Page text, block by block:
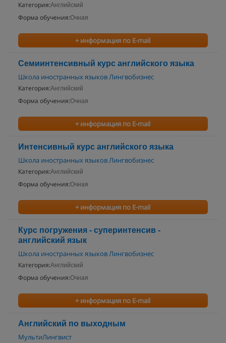
Категория:Английский
Форма обучения:Очная
+ информация по E-mail
Семиинтенсивный курс английского языка
Школа иностранных языков Лингвобизнес
Категория:Английский
Форма обучения:Очная
+ информация по E-mail
Интенсивный курс английского языка
Школа иностранных языков Лингвобизнес
Категория:Английский
Форма обучения:Очная
+ информация по E-mail
Курс погружения - суперинтенсив -
английский язык
Школа иностранных языков Лингвобизнес
Категория:Английский
Форма обучения:Очная
+ информация по E-mail
Английский по выходным
МультиЛингвист